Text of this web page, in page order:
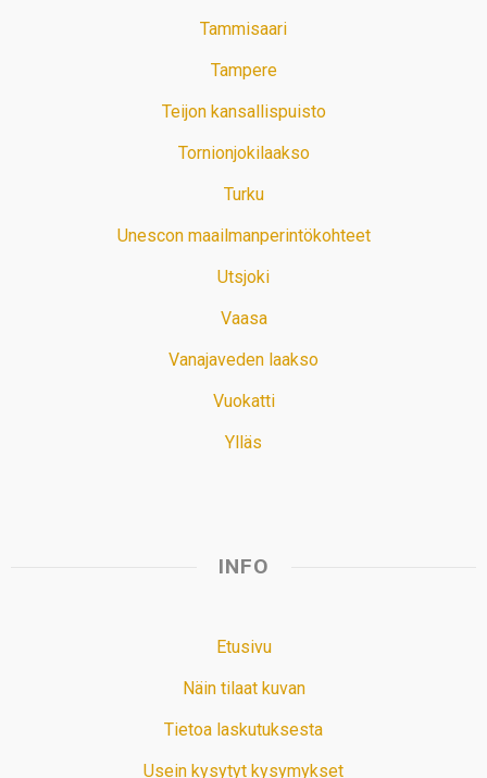
Tammisaari
Tampere
Teijon kansallispuisto
Tornionjokilaakso
Turku
Unescon maailmanperintökohteet
Utsjoki
Vaasa
Vanajaveden laakso
Vuokatti
Ylläs
INFO
Etusivu
Näin tilaat kuvan
Tietoa laskutuksesta
Usein kysytyt kysymykset